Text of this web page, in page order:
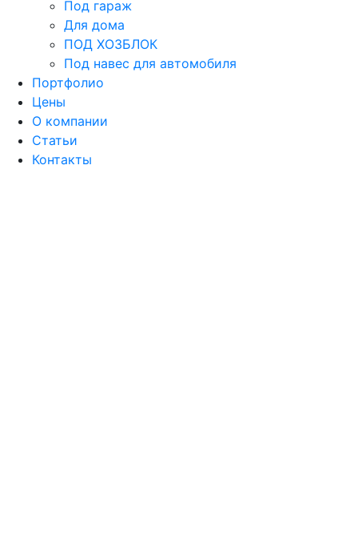
Под гараж
Для дома
ПОД ХОЗБЛОК
Под навес для автомобиля
Портфолио
Цены
О компании
Статьи
Контакты